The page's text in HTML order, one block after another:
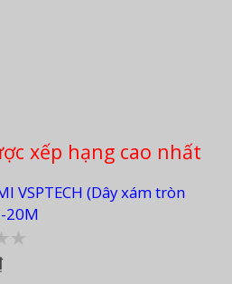
xếp hạng cao nhất
VSPTECH (Dây xám tròn
20M